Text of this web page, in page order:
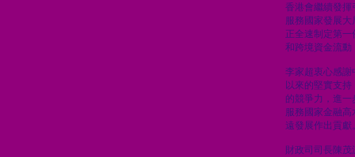
香港會繼續發揮
服務國家發展
正全速制定第
和跨境資金流動
李家超衷心感謝
以來的堅實支
的競爭力，進
服務國家金融
遠發展作出貢獻
財政司司長陳